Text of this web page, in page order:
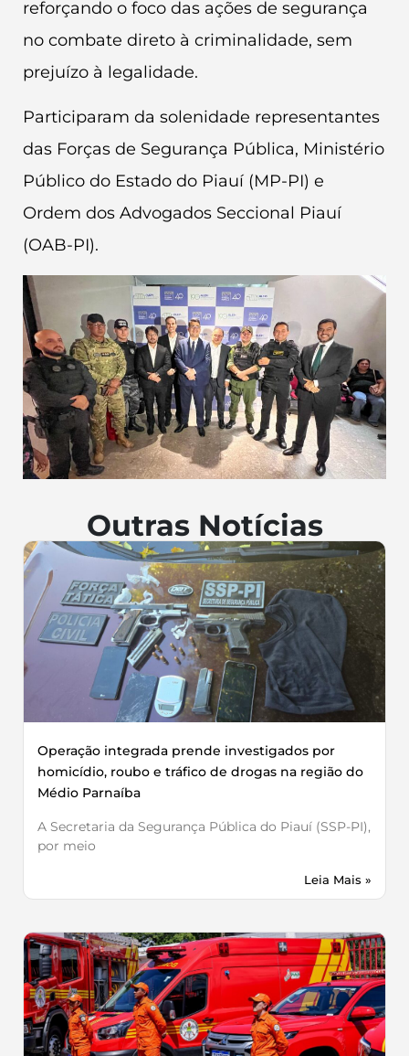
reforçando o foco das ações de segurança
no combate direto à criminalidade, sem
prejuízo à legalidade.
Participaram da solenidade representantes
das Forças de Segurança Pública, Ministério
Público do Estado do Piauí (MP-PI) e
Ordem dos Advogados Seccional Piauí
(OAB-PI).
Outras Notícias
Operação integrada prende investigados por
homicídio, roubo e tráfico de drogas na região do
Médio Parnaíba
A Secretaria da Segurança Pública do Piauí (SSP-PI),
por meio
Leia Mais »